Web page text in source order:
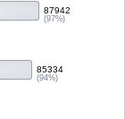
87942
(97%)
85334
(94%)